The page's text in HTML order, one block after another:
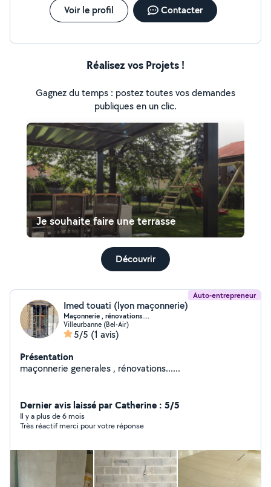
Voir le profil Contacter
Réalisez vos Projets !
Gagnez du temps : postez toutes vos demandes
publiques en un clic.
Je souhaite faire une terrasse
Découvrir
Auto-entrepreneur
Imed touati (lyon maçonnerie)
Maçonnerie , rénovations....
Villeurbanne (Bel-Air)
5/5 (1 avis)
Présentation
maçonnerie generales , rénovations......
Dernier avis laissé par Catherine : 5/5
Il y a plus de 6 mois
Très réactif merci pour votre réponse